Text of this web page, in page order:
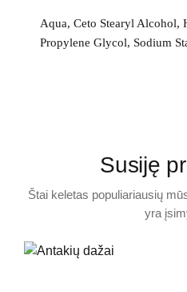
Aqua, Ceto Stearyl Alcohol,
Propylene Glycol, Sodium
Susiję
Štai keletas populiariausių
yra